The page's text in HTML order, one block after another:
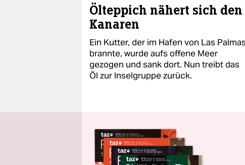
Ölteppich nähert sich den
Kanaren
Ein Kutter, der im Hafen von Las
brannte, wurde aufs offene Meer
gezogen und sank dort. Nun treibt das
Öl zur Inselgruppe zurück.